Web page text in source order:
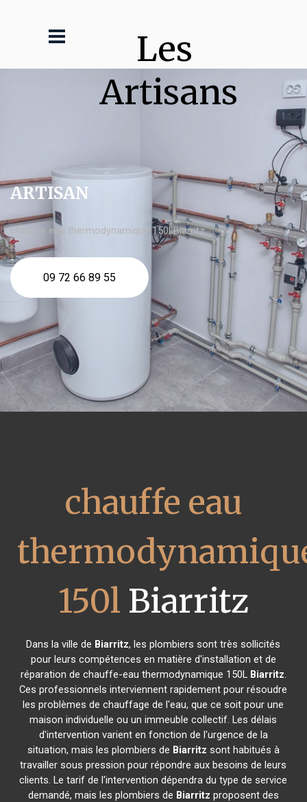
Les
Artisans
ARTISAN
chauffe eau thermodynamique 150l Biarritz
09 72 66 89 55
chauffe eau
150l Biarritz
Dans la ville de Biarritz, les plombiers sont très sollicités
pour leurs compétences en matière d'installation et de
réparation de chauffe-eau thermodynamique 150L Biarritz.
Ces professionnels interviennent rapidement pour résoudre
les problèmes de chauffage de l'eau, que ce soit pour une
maison individuelle ou un immeuble collectif. Les délais
d'intervention varient en fonction de l'urgence de la
situation, mais les plombiers de Biarritz sont habitués à
travailler sous pression pour répondre aux besoins de leurs
clients. Le tarif de l'intervention dépendra du type de service
demandé, mais les plombiers de Biarritz proposent des